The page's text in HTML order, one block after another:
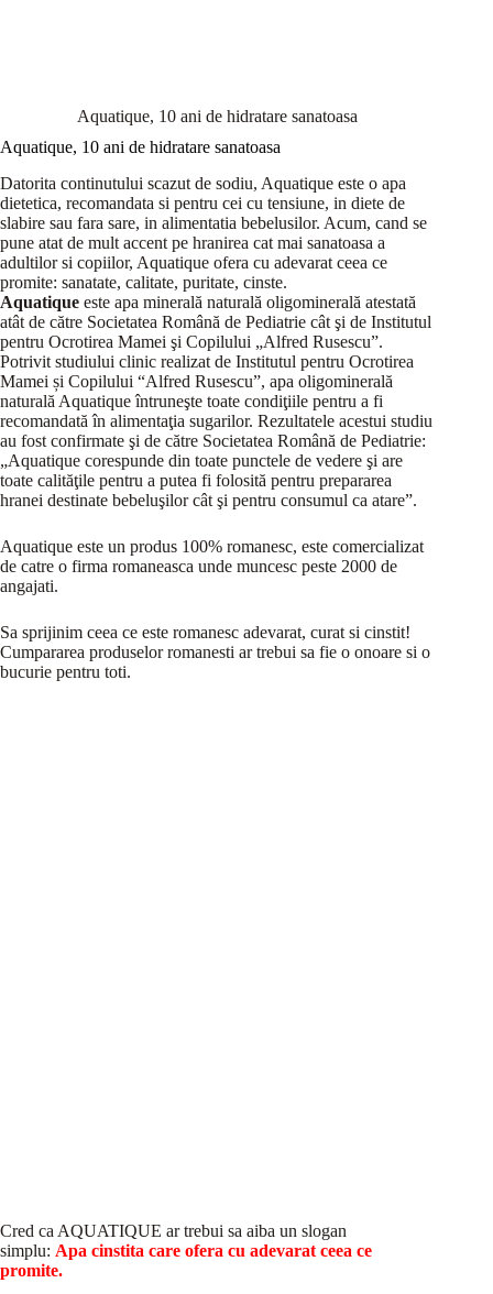
Aquatique, 10 ani de hidratare sanatoasa
Aquatique, 10 ani de hidratare sanatoasa
Datorita continutului scazut de sodiu, Aquatique este o apa
dietetica, recomandata si pentru cei cu tensiune, in diete de
slabire sau fara sare, in alimentatia bebelusilor. Acum, cand se
pune atat de mult accent pe hranirea cat mai sanatoasa a
adultilor si copiilor, Aquatique ofera cu adevarat ceea ce
promite: sanatate, calitate, puritate, cinste.
Aquatique este apa minerală naturală oligominerală atestată
atât de către Societatea Română de Pediatrie cât şi de Institutul
pentru Ocrotirea Mamei şi Copilului „Alfred Rusescu”.
Potrivit studiului clinic realizat de Institutul pentru Ocrotirea
Mamei și Copilului “Alfred Rusescu”, apa oligominerală
naturală Aquatique întruneşte toate condiţiile pentru a fi
recomandată în alimentaţia sugarilor. Rezultatele acestui studiu
au fost confirmate şi de către Societatea Română de Pediatrie:
„Aquatique corespunde din toate punctele de vedere şi are
toate calităţile pentru a putea fi folosită pentru prepararea
hranei destinate bebeluşilor cât şi pentru consumul ca atare”.
Aquatique este un produs 100% romanesc, este comercializat
de catre o firma romaneasca unde muncesc peste 2000 de
angajati.
Sa sprijinim ceea ce este romanesc adevarat, curat si cinstit!
Cumpararea produselor romanesti ar trebui sa fie o onoare si o
bucurie pentru toti.
Cred ca AQUATIQUE ar trebui sa aiba un slogan
simplu: Apa cinstita care ofera cu adevarat ceea ce
promite.